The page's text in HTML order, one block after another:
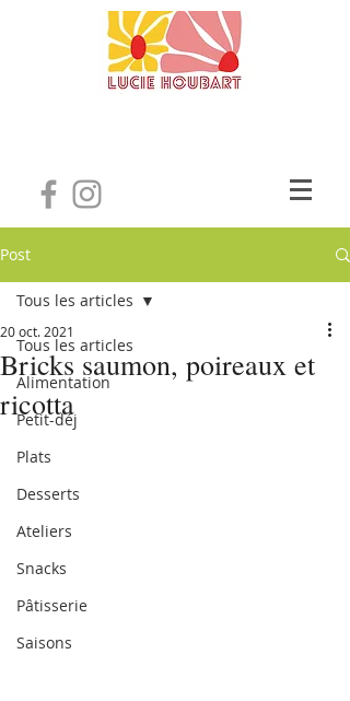
Post
Tous les articles
Alimentation
Petit-déj
Plats
Desserts
Ateliers
Snacks
Pâtisserie
Saisons
Tous les articles
Bricks saumon, poireaux et
ricotta
20 oct. 2021